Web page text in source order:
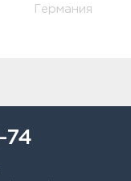
Германия
74